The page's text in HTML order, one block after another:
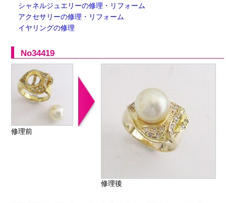
シャネルジュエリーの修理・リフォーム
アクセサリーの修理・リフォーム
イヤリングの修理
No34419
修理前
修理後